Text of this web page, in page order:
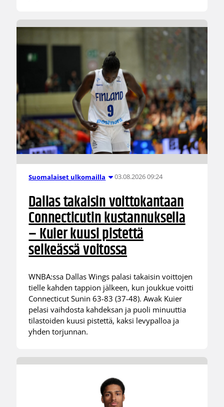
Suomalaiset ulkomailla 03.08.2026 09:24
Dallas takaisin voittokantaan
Connecticutin kustannuksella
– Kuier kuusi pistettä
selkeässä voitossa
WNBA:ssa Dallas Wings palasi takaisin voittojen
tielle kahden tappion jälkeen, kun joukkue voitti
Connecticut Sunin 63-83 (37-48). Awak Kuier
pelasi vaihdosta kahdeksan ja puoli minuuttia
tilastoiden kuusi pistettä, kaksi levypalloa ja
yhden torjunnan.